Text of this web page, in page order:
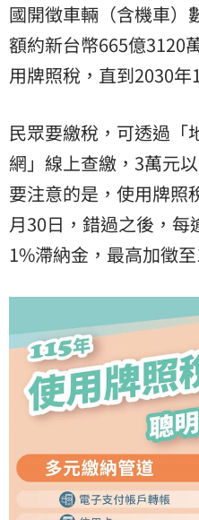
國開徵車輛（含機車）
額約新台幣665億3120
用牌照稅，直到2030年
民眾要繳稅，可透過「
網」線上查繳，3萬元
要注意的是，使用牌照
月30日，錯過之後，
1%滯納金，最高加徵至